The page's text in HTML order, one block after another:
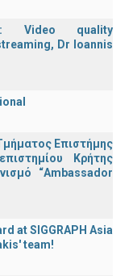
Video quality
Dr Ioannis
Επιστήμης
Κρήτης
“Ambassador
at SIGGRAPH Asia
team!